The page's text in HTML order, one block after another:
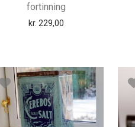
fortinning
kr. 229,00